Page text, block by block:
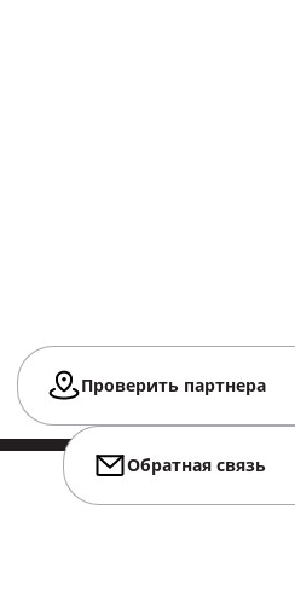
Проверить партнера
Обратная связь